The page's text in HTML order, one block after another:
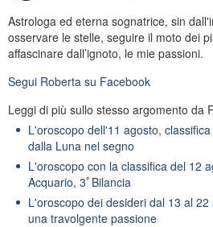
Astrologa ed eterna sognatrice, sin
osservare le stelle, seguire il moto dei
affascinare dall’ignoto, le mie passioni.
Segui Roberta su Facebook
Leggi di più sullo stesso argomento da
L'oroscopo dell'11 agosto,
dalla Luna nel segno
L'oroscopo con la classifica del 12
Acquario, 3ﾟBilancia
L'oroscopo dei desideri dal 13 al
una travolgente passione